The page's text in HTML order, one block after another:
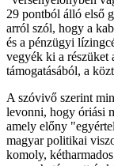
29 pontból álló első
arról szól, hogy a
és a pénzügyi
vegyék ki a részüket
támogatásából, a
A szóvivő szerint
levonni, hogy óriási
amely előny
magyar politikai
komoly,